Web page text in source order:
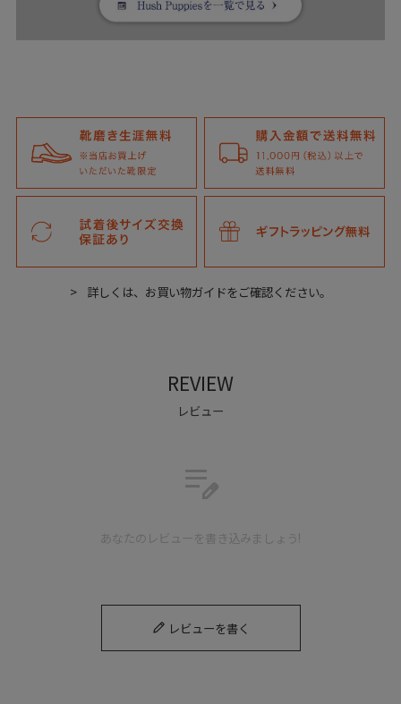
詳しくは、お買い物ガイドをご確認ください。
REVIEW
レビュー
edit_note
あなたのレビューを書き込みましょう!
レビューを書く